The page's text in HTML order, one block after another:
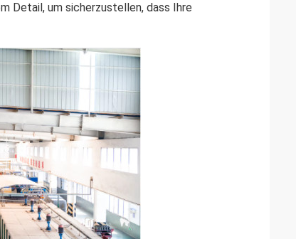
Detail, um sicherzustellen, dass Ihre